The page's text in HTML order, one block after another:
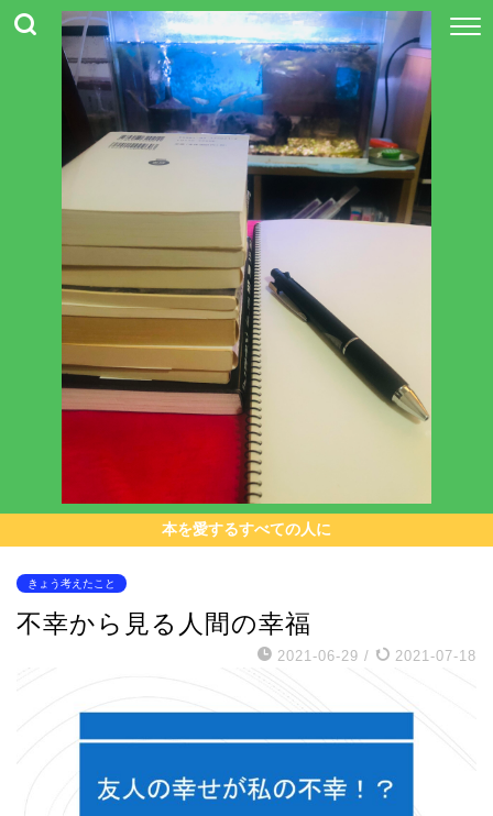
本を愛するすべての人に
きょう考えたこと
不幸から見る人間の幸福
2021-06-29 / 2021-07-18